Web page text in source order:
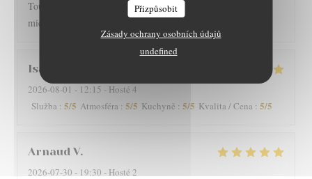
Přizpůsobit
Zásady ochrany osobních údajů
undefined
Toujours très bien servi et un régal pour les papilles il y a pas
mieux sur Grenoble rapport qualité-prix
Isabelle
2026-08-01 - 12:15 - Hosté 4
Služba : 5/5 Atmosféra : 5/5 Kuchyně : 5/5 Kvalita / Cena : 5/5
Arnaud V
2026-07-30 - 19:30 - Hosté 2